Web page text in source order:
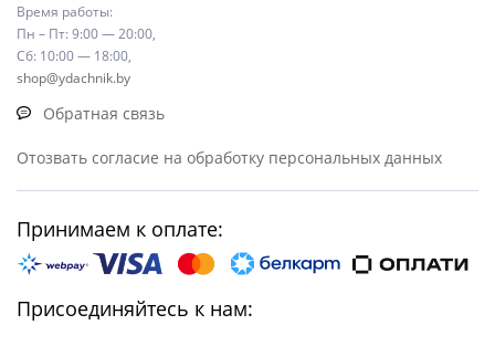
Время работы:
Пн – Пт: 9:00 — 20:00,
Сб: 10:00 — 18:00,
shop@ydachnik.by
Обратная связь
Отозвать согласие на обработку персональных данных
Принимаем к оплате:
Присоединяйтесь к нам: